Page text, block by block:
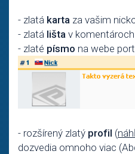
- zlatá karta za vašim
- zlatá lišta v komentároch
- zlaté písmo na webe
- rozšírený zlatý profil (
dozvedia omnoho viac